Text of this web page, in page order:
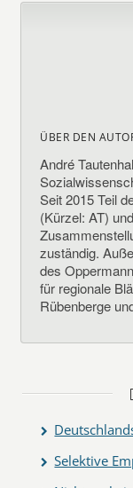
ÜBER DEN
André
Seit 2015 Teil
(Kürzel: AT)
zuständig.
des
für regionale
Rübenberge
Selektive